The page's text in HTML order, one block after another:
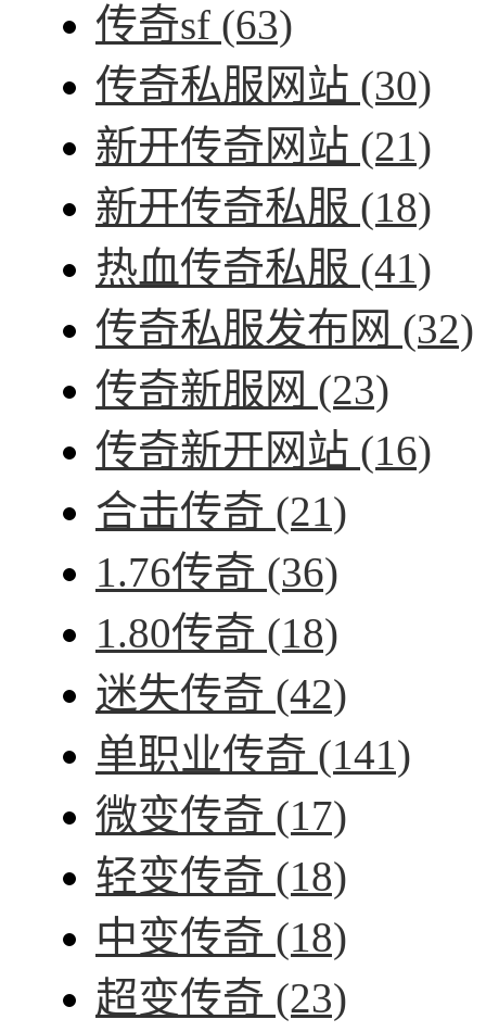
传奇sf (63)
传奇私服网站 (30)
新开传奇网站 (21)
新开传奇私服 (18)
热血传奇私服 (41)
传奇私服发布网 (32)
传奇新服网 (23)
传奇新开网站 (16)
合击传奇 (21)
1.76传奇 (36)
1.80传奇 (18)
迷失传奇 (42)
单职业传奇 (141)
微变传奇 (17)
轻变传奇 (18)
中变传奇 (18)
超变传奇 (23)